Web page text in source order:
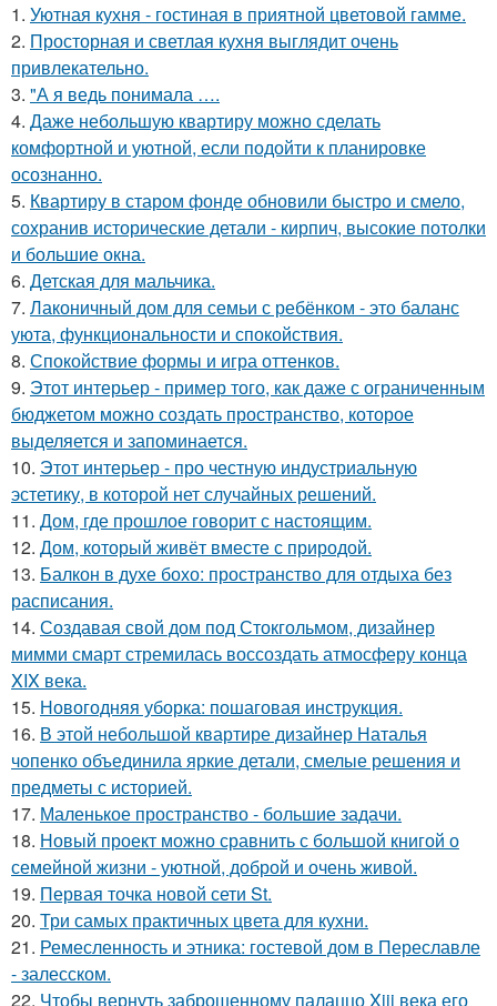
1. Уютная кухня - гостиная в приятной цветовой гамме.
2. Просторная и светлая кухня выглядит очень
привлекательно.
3. "А я ведь понимала ….
4. Даже небольшую квартиру можно сделать
комфортной и уютной, если подойти к планировке
осознанно.
5. Квартиру в старом фонде обновили быстро и смело,
сохранив исторические детали - кирпич, высокие потолки
и большие окна.
6. Детская для мальчика.
7. Лаконичный дом для семьи с ребёнком - это баланс
уюта, функциональности и спокойствия.
8. Спокойствие формы и игра оттенков.
9. Этот интерьер - пример того, как даже с ограниченным
бюджетом можно создать пространство, которое
выделяется и запоминается.
10. Этот интерьер - про честную индустриальную
эстетику, в которой нет случайных решений.
11. Дом, где прошлое говорит с настоящим.
12. Дом, который живёт вместе с природой.
13. Балкон в духе бохо: пространство для отдыха без
расписания.
14. Создавая свой дом под Стокгольмом, дизайнер
мимми смарт стремилась воссоздать атмосферу конца
XIX века.
15. Новогодняя уборка: пошаговая инструкция.
16. В этой небольшой квартире дизайнер Наталья
чопенко объединила яркие детали, смелые решения и
предметы с историей.
17. Маленькое пространство - большие задачи.
18. Новый проект можно сравнить с большой книгой о
семейной жизни - уютной, доброй и очень живой.
19. Первая точка новой сети St.
20. Три самых практичных цвета для кухни.
21. Ремесленность и этника: гостевой дом в Переславле
- залесском.
22. Чтобы вернуть заброшенному палаццо Xiii века его